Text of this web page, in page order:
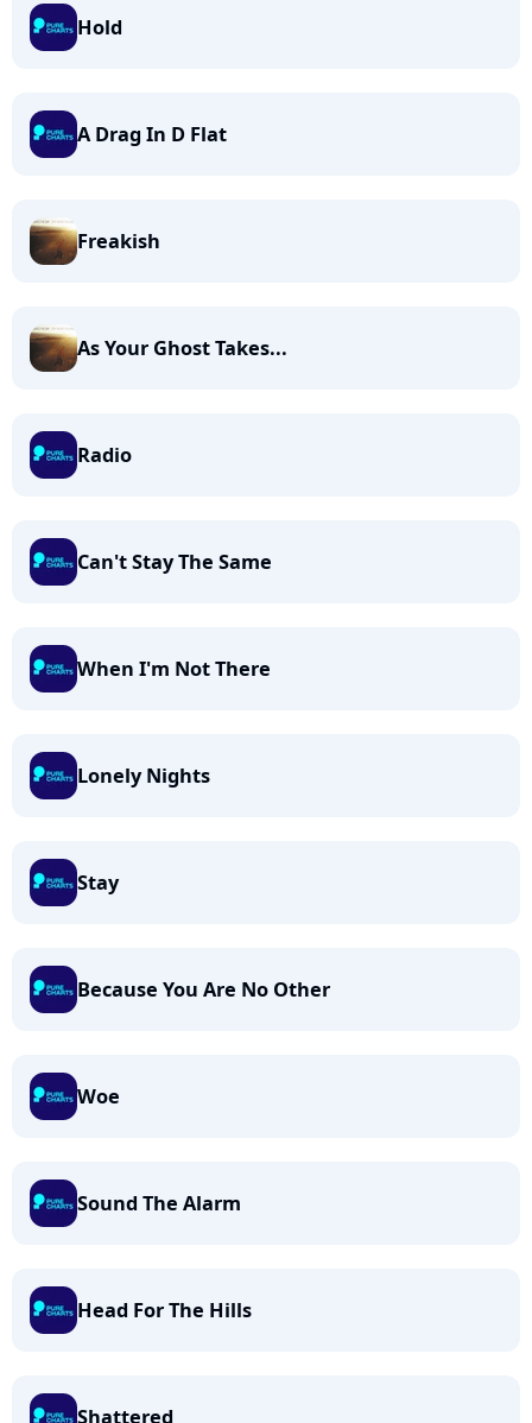
Hold
A Drag In D Flat
Freakish
As Your Ghost Takes...
Radio
Can't Stay The Same
When I'm Not There
Lonely Nights
Stay
Because You Are No Other
Woe
Sound The Alarm
Head For The Hills
Shattered